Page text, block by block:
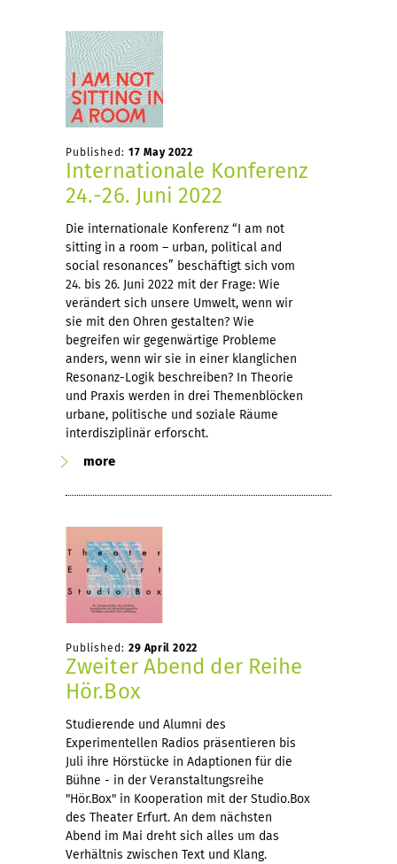
Published: 17 May 2022
Internationale Konferenz
24.-26. Juni 2022
Die internationale Konferenz “I am not
sitting in a room – urban, political and
social resonances” beschäftigt sich vom
24. bis 26. Juni 2022 mit der Frage: Wie
verändert sich unsere Umwelt, wenn wir
sie mit den Ohren gestalten? Wie
begreifen wir gegenwärtige Probleme
anders, wenn wir sie in einer klanglichen
Resonanz-Logik beschreiben? In Theorie
und Praxis werden in drei Themenblöcken
urbane, politische und soziale Räume
interdisziplinär erforscht.
more
Published: 29 April 2022
Zweiter Abend der Reihe
Hör.Box
Studierende und Alumni des
Experimentellen Radios präsentieren bis
Juli ihre Hörstücke in Adaptionen für die
Bühne - in der Veranstaltungsreihe
"Hör.Box" in Kooperation mit der Studio.Box
des Theater Erfurt. An dem nächsten
Abend im Mai dreht sich alles um das
Verhältnis zwischen Text und Klang.